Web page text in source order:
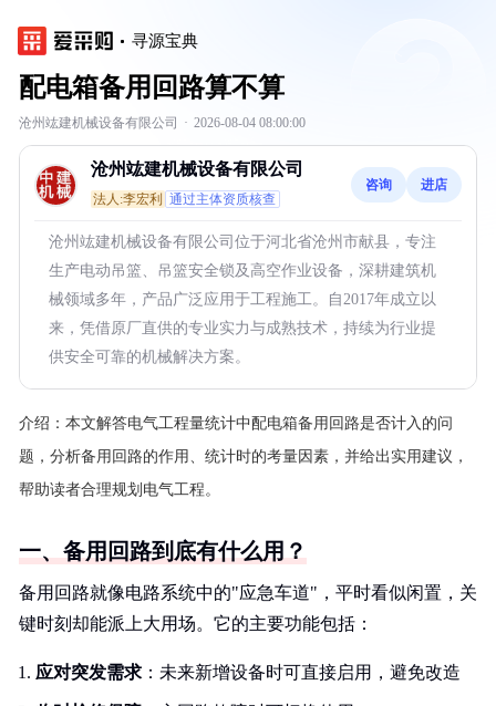
寻源宝典
配电箱备用回路算不算
沧州竑建机械设备有限公司 · 2026-08-04 08:00:00
沧州竑建机械设备有限公司
法人:李宏利 通过主体资质核查
咨询 进店
沧州竑建机械设备有限公司位于河北省沧州市献县，专注
生产电动吊篮、吊篮安全锁及高空作业设备，深耕建筑机
械领域多年，产品广泛应用于工程施工。自2017年成立以
来，凭借原厂直供的专业实力与成熟技术，持续为行业提
供安全可靠的机械解决方案。
介绍： 本文解答电气工程量统计中配电箱备用回路是否计入的问
题，分析备用回路的作用、统计时的考量因素，并给出实用建议，
帮助读者合理规划电气工程。
一、备用回路到底有什么用？
备用回路就像电路系统中的"应急车道"，平时看似闲置，关
键时刻却能派上大用场。它的主要功能包括：
应对突发需求 ：未来新增设备时可直接启用，避免改造